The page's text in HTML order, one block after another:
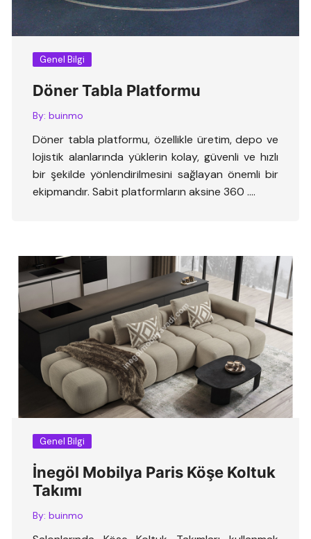
Genel Bilgi
Döner Tabla Platformu
By: buinmo
Döner tabla platformu, özellikle üretim, depo ve
lojistik alanlarında yüklerin kolay, güvenli ve hızlı
bir şekilde yönlendirilmesini sağlayan önemli bir
ekipmandır. Sabit platformların aksine 360 ….
Genel Bilgi
İnegöl Mobilya Paris Köşe Koltuk
Takımı
By: buinmo